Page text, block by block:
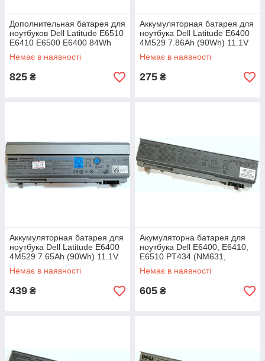
Дополнительная батарея для
ноутбуков Dell Latitude E6510
E6410 E6500 E6400 84Wh
GN752 Ultra-slim
Немає в наявності
825 ₴
Аккумуляторная батарея для
ноутбука Dell Latitude E6400
4M529 7.86Ah (90Wh) 11.1V
Li-ion Б/У
Немає в наявності
275 ₴
Аккумуляторная батарея для
ноутбука Dell Latitude E6400
4M529 7.65Ah (90Wh) 11.1V
Li-ion Б/У
Немає в наявності
439 ₴
Акумуляторна батарея для
ноутбука Dell E6400, E6410,
E6510 PT434 (NM631,
KY265) 5800mAh 11.1 V Li-ion
Б/В
Немає в наявності
605 ₴